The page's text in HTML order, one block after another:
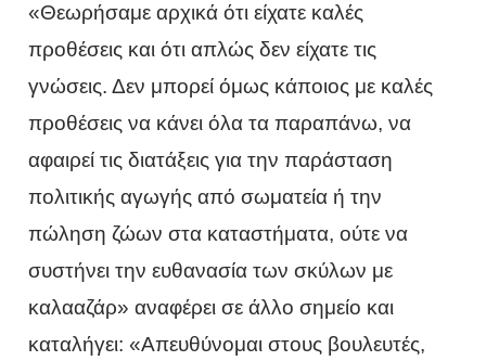
«Θεωρήσαμε αρχικά ότι είχατε καλές
προθέσεις και ότι απλώς δεν είχατε τις
γνώσεις. Δεν μπορεί όμως κάποιος με καλές
προθέσεις να κάνει όλα τα παραπάνω, να
αφαιρεί τις διατάξεις για την παράσταση
πολιτικής αγωγής από σωματεία ή την
πώληση ζώων στα καταστήματα, ούτε να
συστήνει την ευθανασία των σκύλων με
καλααζάρ» αναφέρει σε άλλο σημείο και
καταλήγει: «Απευθύνομαι στους βουλευτές,